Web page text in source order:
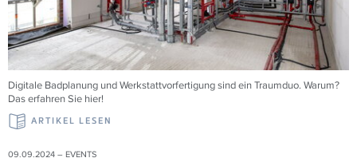
Digitale Badplanung und Werkstattvorfertigung sind ein Traumduo. Warum?
Das erfahren Sie hier!
ARTIKEL LESEN
09.09.2024 – EVENTS